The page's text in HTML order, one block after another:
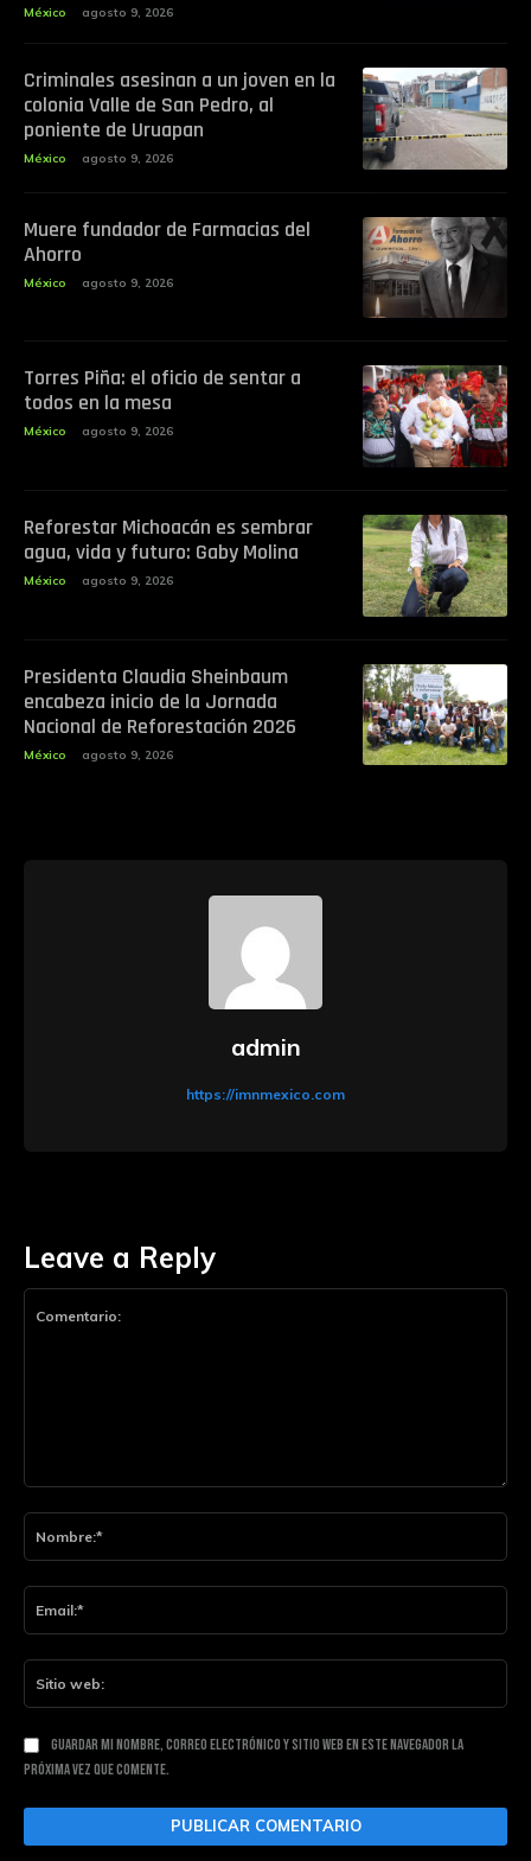
México agosto 9, 2026
Criminales asesinan a un joven en la
colonia Valle de San Pedro, al
poniente de Uruapan
México agosto 9, 2026
Muere fundador de Farmacias del
Ahorro
México agosto 9, 2026
Torres Piña: el oficio de sentar a
todos en la mesa
México agosto 9, 2026
Reforestar Michoacán es sembrar
agua, vida y futuro: Gaby Molina
México agosto 9, 2026
Presidenta Claudia Sheinbaum
encabeza inicio de la Jornada
Nacional de Reforestación 2026
México agosto 9, 2026
Leave a Reply
Guardar mi nombre, correo electrónico y sitio web en este navegador la
próxima vez que comente.
admin
https://imnmexico.com